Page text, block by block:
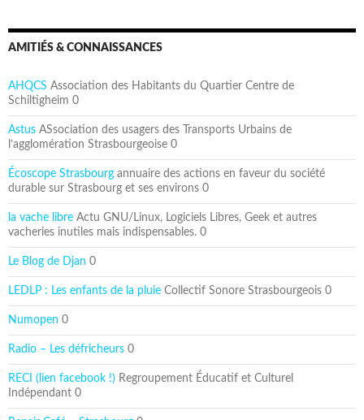
AMITIÉS & CONNAISSANCES
AHQCS Association des Habitants du Quartier Centre de
Schiltigheim 0
Astus ASsociation des usagers des Transports Urbains de
l’agglomération Strasbourgeoise 0
Écoscope Strasbourg annuaire des actions en faveur du société
durable sur Strasbourg et ses environs 0
la vache libre Actu GNU/Linux, Logiciels Libres, Geek et autres
vacheries inutiles mais indispensables. 0
Le Blog de Djan 0
LEDLP : Les enfants de la pluie Collectif Sonore Strasbourgeois 0
Numopen 0
Radio – Les défricheurs 0
RECI (lien facebook !) Regroupement Éducatif et Culturel
Indépendant 0